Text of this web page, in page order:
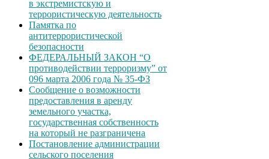
в экстремистскую и
террористическую деятельность
Памятка по
антитеррористической
безопасности
ФЕДЕРАЛЬНЫЙ ЗАКОН “О
противодействии терроризму” от
096 марта 2006 года № 35-ФЗ
Сообщение о возможности
предоставления в аренду
земельного участка,
государственная собственность
на который не разграничена
Постановление администрации
сельского поселения